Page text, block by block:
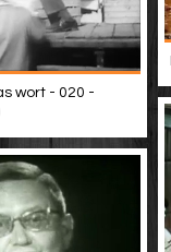
wort - 020 -